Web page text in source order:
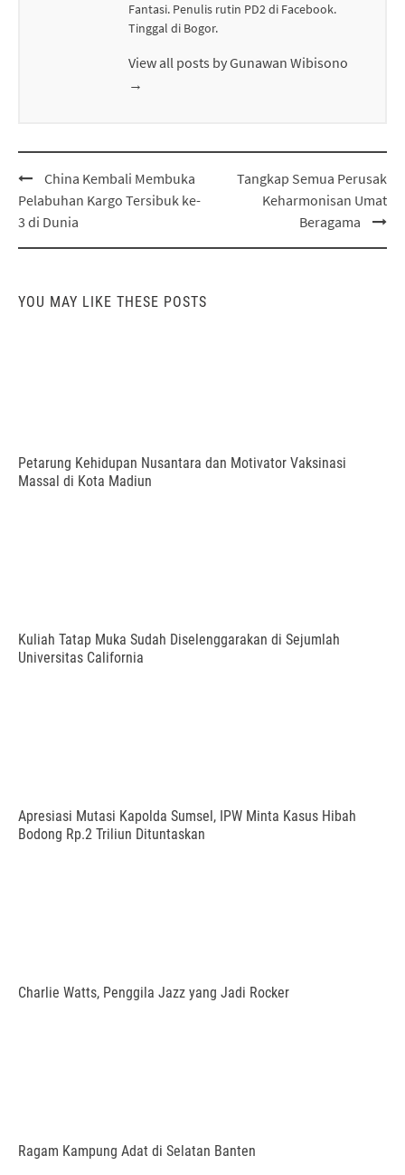
Fantasi. Penulis rutin PD2 di Facebook.
Tinggal di Bogor.
View all posts by Gunawan Wibisono
→
Post
navigation
China Kembali Membuka
Pelabuhan Kargo Tersibuk ke-
3 di Dunia
Tangkap Semua Perusak
Keharmonisan Umat
Beragama
YOU MAY LIKE THESE POSTS
Petarung Kehidupan Nusantara dan Motivator Vaksinasi
Massal di Kota Madiun
Kuliah Tatap Muka Sudah Diselenggarakan di Sejumlah
Universitas California
Apresiasi Mutasi Kapolda Sumsel, IPW Minta Kasus Hibah
Bodong Rp.2 Triliun Dituntaskan
Charlie Watts, Penggila Jazz yang Jadi Rocker
Ragam Kampung Adat di Selatan Banten